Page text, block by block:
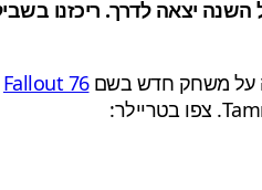
על משחק חדש בשםFallout 76